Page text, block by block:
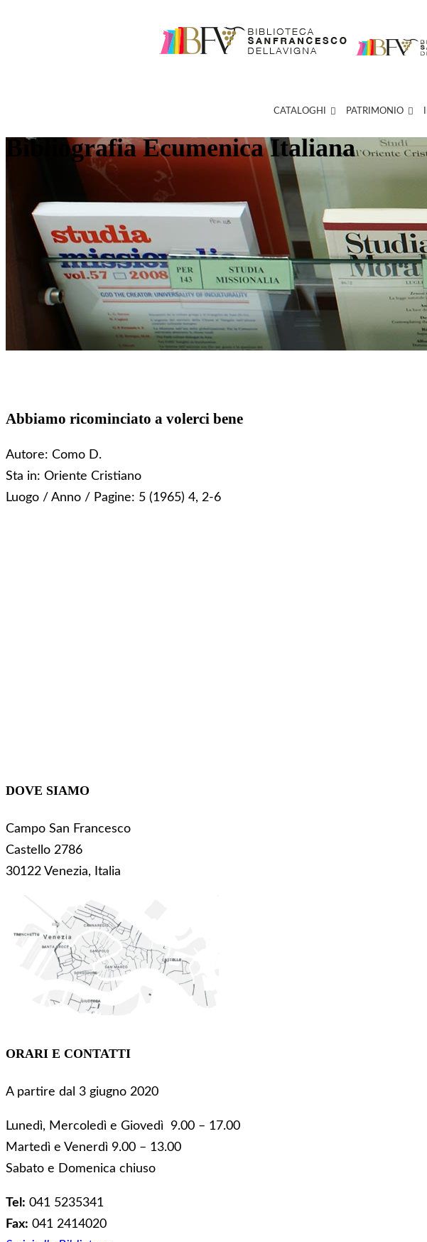
CATALOGHI PATRIMONIO
Bibliografia Ecumenica Italiana
Abbiamo ricominciato a volerci bene
Autore: Como D.
Sta in: Oriente Cristiano
Luogo / Anno / Pagine: 5 (1965) 4, 2-6
DOVE SIAMO
Campo San Francesco
Castello 2786
30122 Venezia, Italia
ORARI E CONTATTI
A partire dal 3 giugno 2020
Lunedì, Mercoledì e Giovedì 9.00 – 17.00
Martedì e Venerdì 9.00 – 13.00
Sabato e Domenica chiuso
Tel: 041 5235341
Fax: 041 2414020